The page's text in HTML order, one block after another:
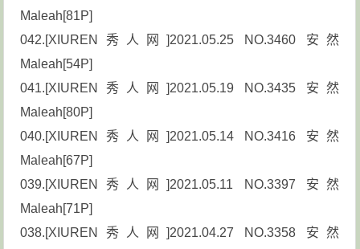
Maleah[81P]
042.[XIUREN秀人网]2021.05.25 NO.3460 安然
Maleah[54P]
041.[XIUREN秀人网]2021.05.19 NO.3435 安然
Maleah[80P]
040.[XIUREN秀人网]2021.05.14 NO.3416 安然
Maleah[67P]
039.[XIUREN秀人网]2021.05.11 NO.3397 安然
Maleah[71P]
038.[XIUREN秀人网]2021.04.27 NO.3358 安然